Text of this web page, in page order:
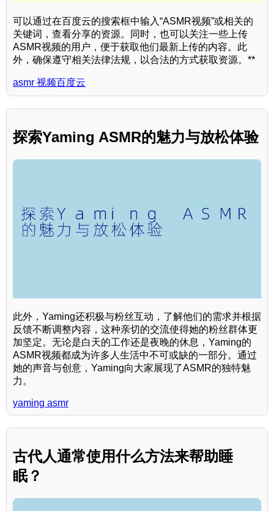
可以通过在百度云的搜索框中输入“ASMR视频”或相关的
关键词，查看分享的资源。同时，也可以关注一些上传
ASMR视频的用户，便于获取他们最新上传的内容。此
外，确保遵守相关法律法规，以合法的方式获取资源。**
asmr 视频百度云
探索Yaming ASMR的魅力与放松体验
此外，Yaming还积极与粉丝互动，了解他们的需求并根据
反馈不断调整内容，这种亲切的交流使得她的粉丝群体更
加坚定。无论是白天的工作还是夜晚的休息，Yaming的
ASMR视频都成为许多人生活中不可或缺的一部分。通过
她的声音与创意，Yaming向大家展现了ASMR的独特魅
力。
yaming asmr
古代人通常使用什么方法来帮助睡
眠？